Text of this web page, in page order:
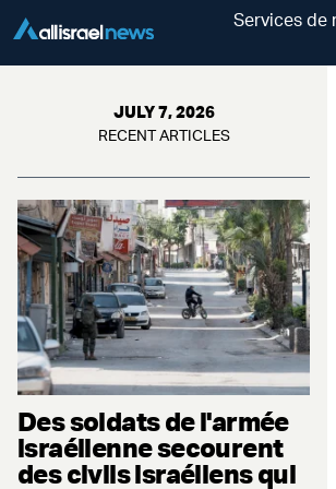
Services de
JULY 7, 2026
RECENT ARTICLES
Des soldats de l'armée
israélienne secourent
des civils israéliens qui